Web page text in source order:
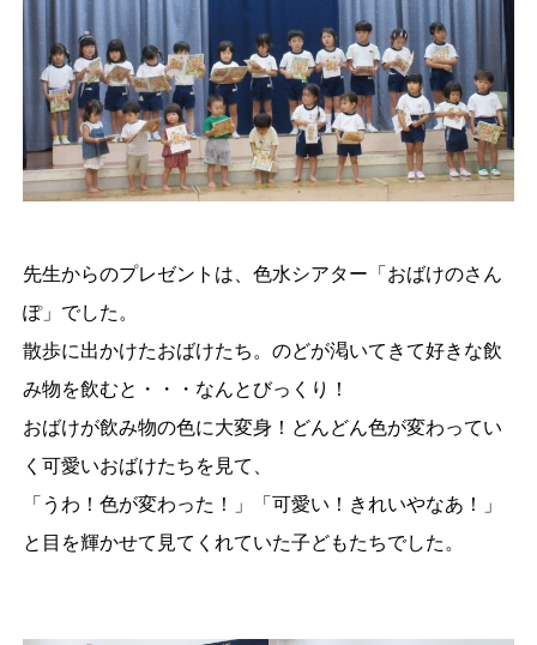
先生からのプレゼントは、色水シアター「おばけのさん
ぽ」でした。
散歩に出かけたおばけたち。のどが渇いてきて好きな飲
み物を飲むと・・・なんとびっくり！
おばけが飲み物の色に大変身！どんどん色が変わってい
く可愛いおばけたちを見て、
「うわ！色が変わった！」「可愛い！きれいやなあ！」
と目を輝かせて見てくれていた子どもたちでした。